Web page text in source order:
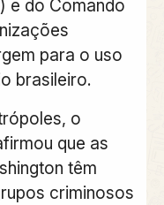
e do Comando
para o uso
brasileiro.
o
que as
têm
criminosos